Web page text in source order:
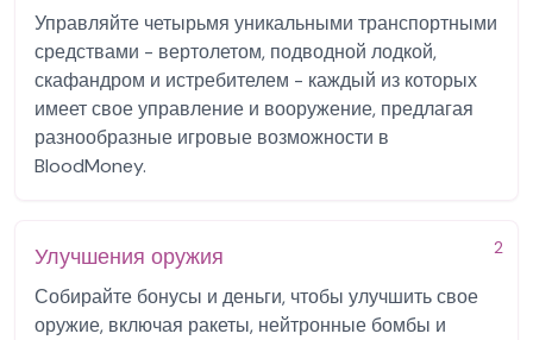
Управляйте четырьмя уникальными транспортными
средствами - вертолетом, подводной лодкой,
скафандром и истребителем - каждый из которых
имеет свое управление и вооружение, предлагая
разнообразные игровые возможности в
BloodMoney.
2
Улучшения оружия
Собирайте бонусы и деньги, чтобы улучшить свое
оружие, включая ракеты, нейтронные бомбы и